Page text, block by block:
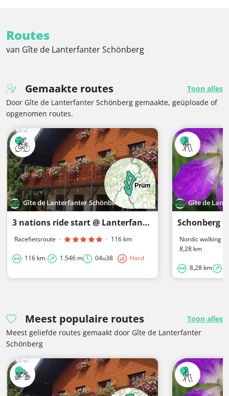
Routes
van Gîte de Lanterfanter Schönberg
Gemaakte routes
Toon alles
Door Gîte de Lanterfanter Schönberg gemaakte, geüploade of
opgenomen routes.
Gîte de Lanterfanter Schönberg
3 nations ride start @ Lanterfanter 116km
Racefietsroute · · 116 km
116 km 1.546 m 04u38 Hard
Gîte de
Schonberg
Nordic walking
8,28 km
8,28 km
Meest populaire routes
Toon alles
Meest geliefde routes gemaakt door Gîte de Lanterfanter
Schönberg